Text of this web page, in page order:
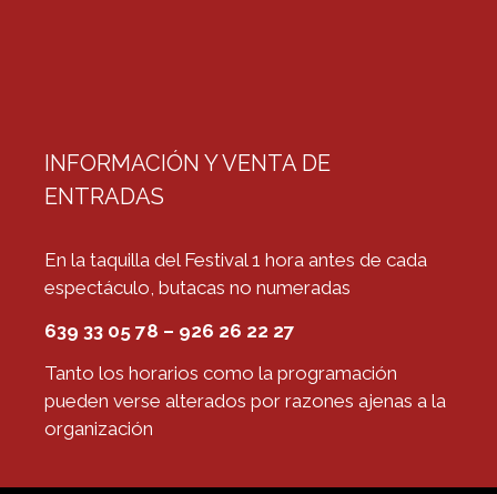
INFORMACIÓN Y VENTA DE
ENTRADAS
En la taquilla del Festival 1 hora antes de cada
espectáculo, butacas no numeradas
639 33 05 78 – 926 26 22 27
Tanto los horarios como la programación
pueden verse alterados por razones ajenas a la
organización